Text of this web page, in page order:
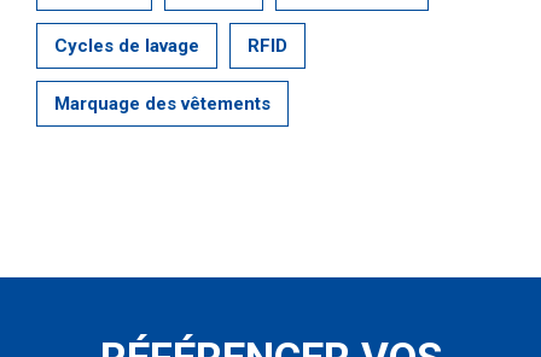
Cycles de lavage RFID
Marquage des vêtements